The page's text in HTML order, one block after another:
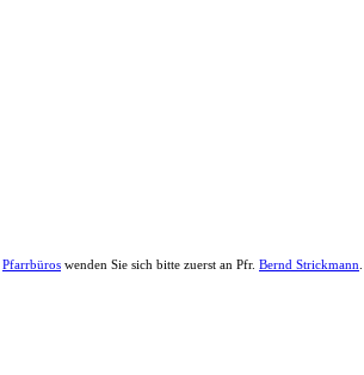
Pfarrbüros wenden Sie sich bitte zuerst an Pfr. Bernd Strickmann